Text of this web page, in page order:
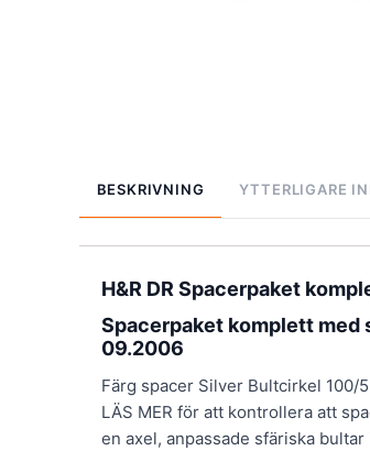
BESKRIVNING YTTERLIGARE
H&R DR Spacerpaket
Spacerpaket komplett med
09.2006
Färg spacer Silver Bultcirkel 100/
LÄS MER för att kontrollera att
en axel, anpassade sfäriska